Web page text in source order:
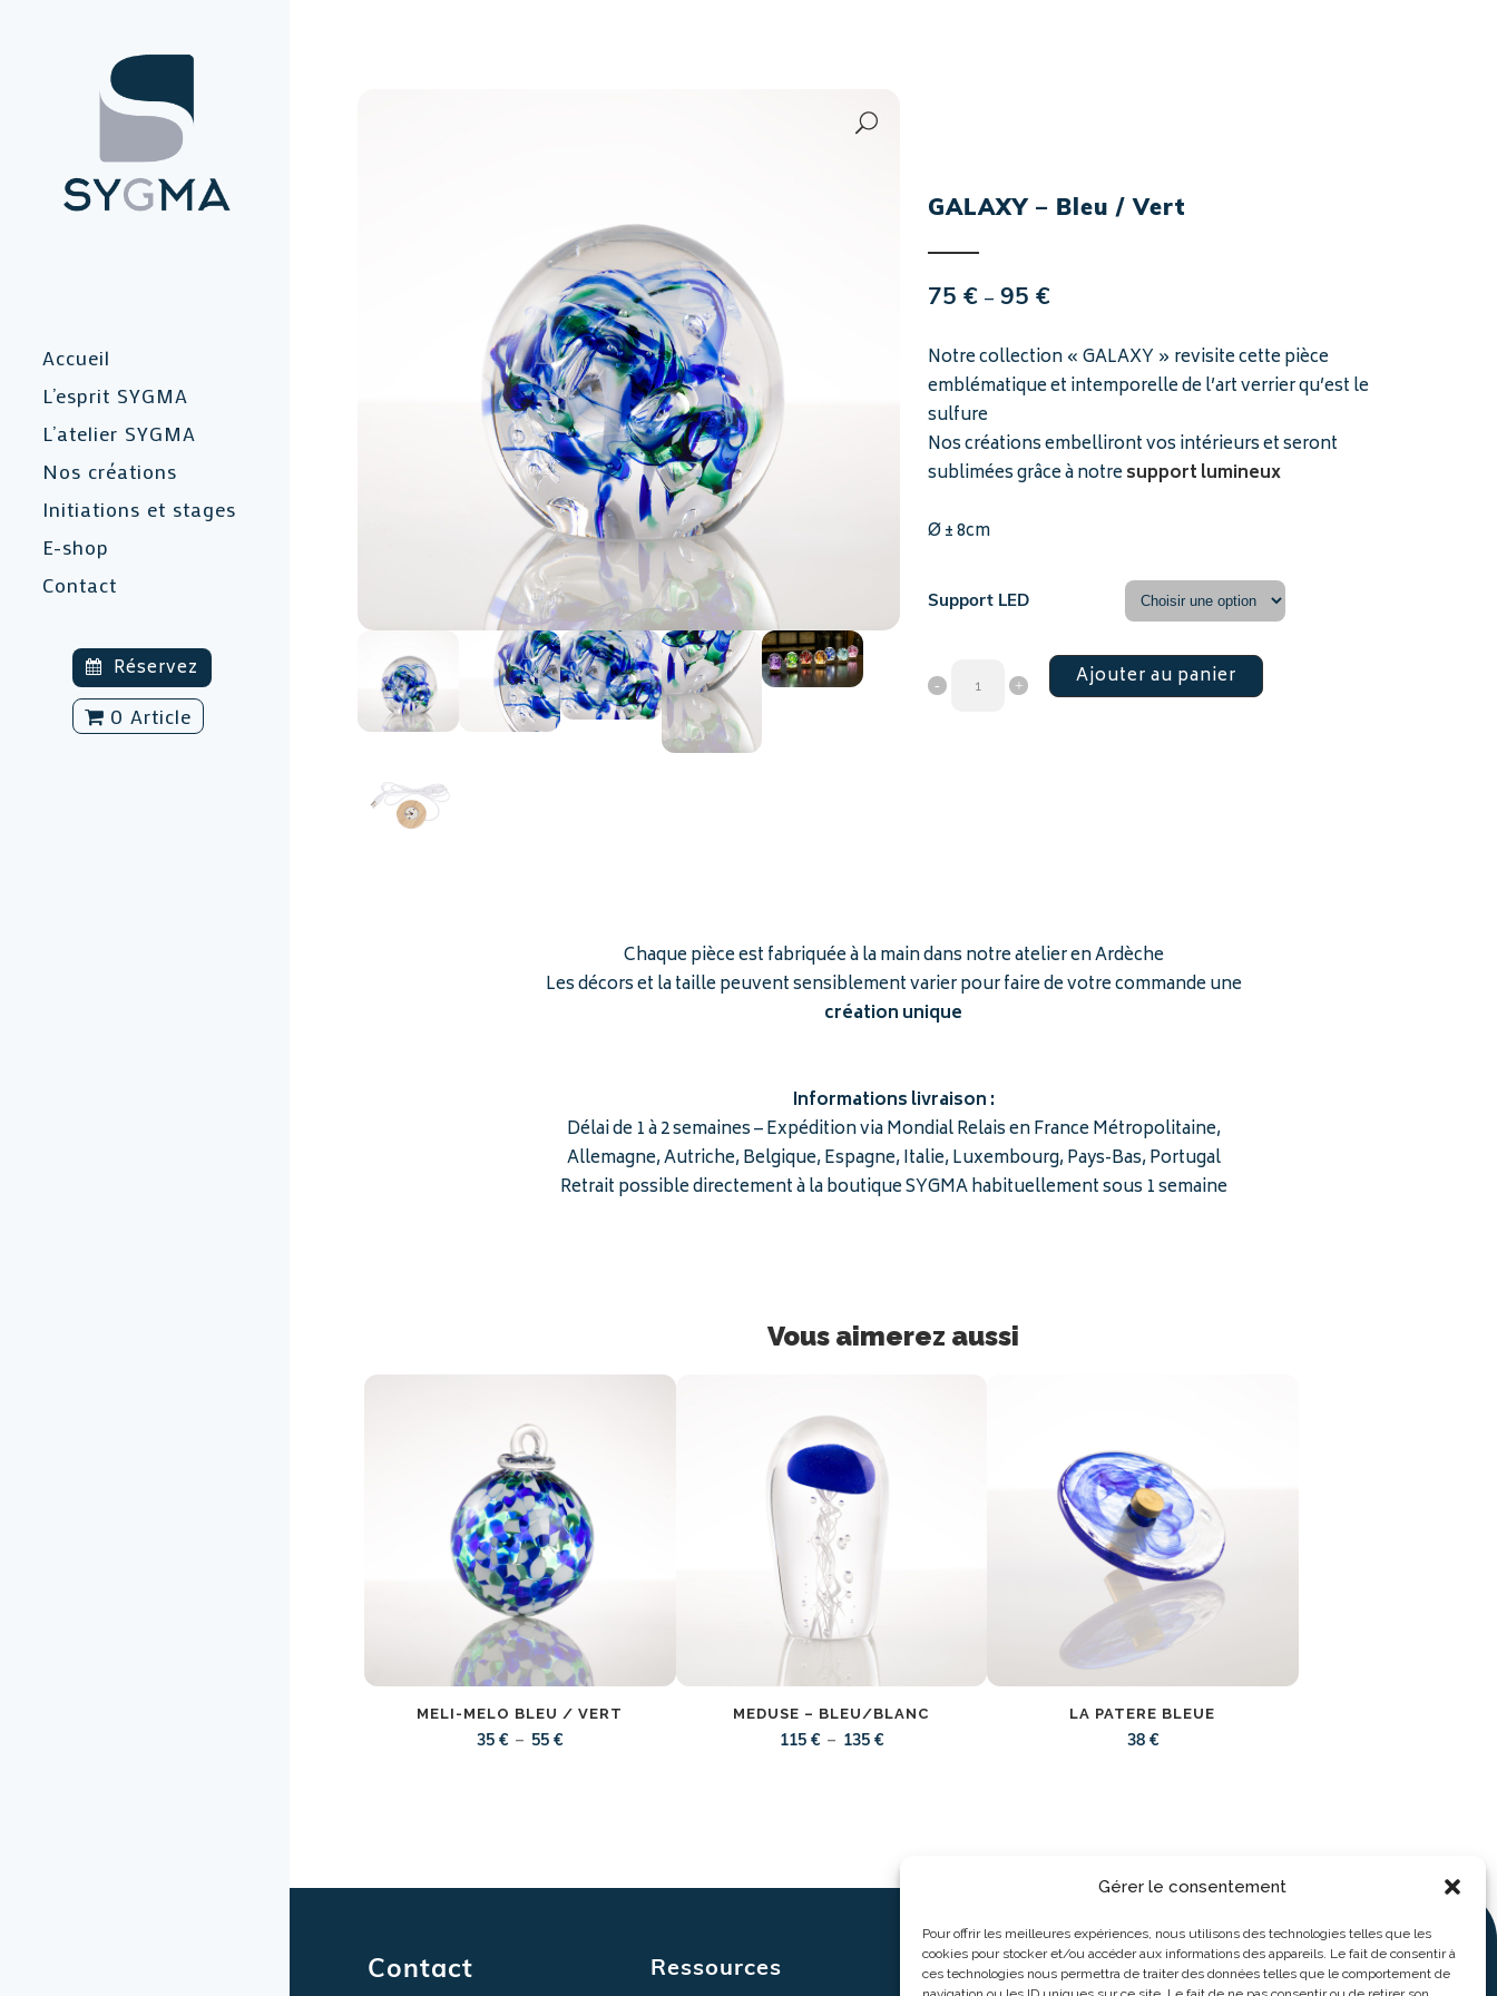
Gérer le consentement
Pour offrir les meilleures expériences, nous utilisons des technologies telles que les
cookies pour stocker et/ou accéder aux informations des appareils. Le fait de consentir à
ces technologies nous permettra de traiter des données telles que le comportement de
Accueil
L’esprit SYGMA
L’atelier SYGMA
Nos créations
Initiations et stages
E-shop
Contact
Réservez
0 Article
GALAXY – Bleu / Vert
75€ – 95€Plage
prix :
75 €
95 €
Notre collection « GALAXY » revisite cette pièce
emblématique et intemporelle de l’art verrier qu’est le
sulfure
Nos créations embelliront vos intérieurs et seront
sublimées grâce à notresupport lumineux
Ø ± 8cm
Support LED
Ajouter au panier
Chaque pièce est fabriquée à la main dans notre atelier en Ardèche
Les décors et la taille peuvent sensiblement varier pour faire de votre commande une
création unique
Informations livraison :
Délai de 1 à 2 semaines – Expédition via Mondial Relais en France Métropolitaine,
Allemagne, Autriche, Belgique, Espagne, Italie, Luxembourg, Pays-Bas, Portugal
Retrait possible directement à la boutique SYGMA habituellement sous 1 semaine
MELI-MELO BLEU / VERT
35€ – 55€Plage
MEDUSE – BLEU/BLANC
115 € – 135 €Plage
LA PATERE BLEUE
38 €
Contact Ressources Ouverture